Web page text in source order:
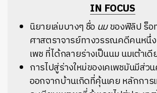
IN FOCUS
นิยายเล่มบางๆ ชื่อ นมของฟิลิป ร็อ
ศาสตราจารย์ทางวรรณคดีคนหนึ่ง
เพช ที่ได้กลายร่างเป็นนม นมเต้าเ
การไปสู่ร่างใหม่ของเคเพชมันมีส่ว
ออกจากบ้านเกิดที่คุ้นเคย หลักการ